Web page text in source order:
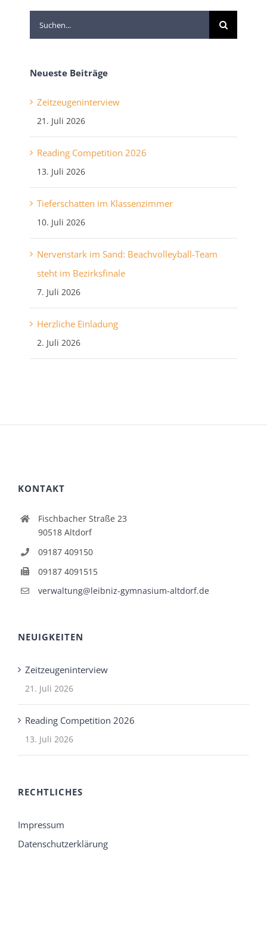
Suche
nach:
Neueste Beiträge
Zeitzeugeninterview
21. Juli 2026
Reading Competition 2026
13. Juli 2026
Tieferschatten im Klassenzimmer
10. Juli 2026
Nervenstark im Sand: Beachvolleyball-Team
steht im Bezirksfinale
7. Juli 2026
Herzliche Einladung
2. Juli 2026
KONTAKT
Fischbacher Straße 23
90518 Altdorf
09187 409150
09187 4091515
verwaltung@leibniz-gymnasium-altdorf.de
NEUIGKEITEN
Zeitzeugeninterview
21. Juli 2026
Reading Competition 2026
13. Juli 2026
RECHTLICHES
Impressum
Datenschutzerklärung